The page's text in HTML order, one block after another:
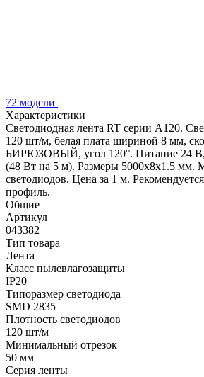
72 модели
Характеристики
Светодиодная лента RT серии A120.
120 шт/м, белая плата шириной 8 мм,
БИРЮЗОВЫЙ, угол 120°. Питание 24
(48 Вт на 5 м). Размеры 5000x8x1.5 мм.
светодиодов. Цена за 1 м.
профиль.
Общие
Артикул
043382
Тип товара
Лента
Класс пылевлагозащиты
IP20
Типоразмер светодиода
SMD 2835
Плотность светодиодов
120 шт/м
Минимальный отрезок
50 мм
Серия ленты